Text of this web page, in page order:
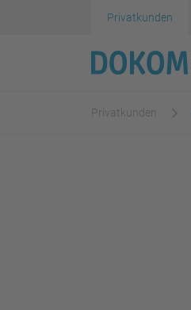
Privatkunden
Privatkunden